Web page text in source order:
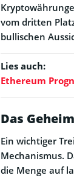
vom dritten
bullischen
Lies auch:
Ethereum
Das
Ein wichtiger
Mechanismus.
die Menge auf